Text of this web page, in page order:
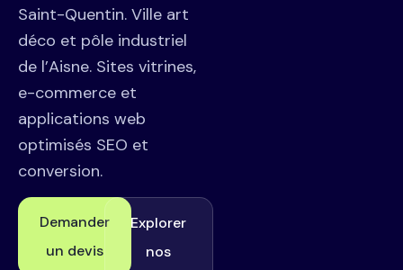
Saint-Quentin. Ville art
déco et pôle industriel
de l’Aisne. Sites vitrines,
e-commerce et
applications web
optimisés SEO et
conversion.
Demander
un devis
Explorer
nos